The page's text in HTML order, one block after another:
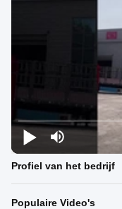
Profiel van het bedrijf
Populaire Video's